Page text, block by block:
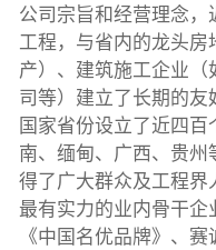
公司宗旨和经营理念
工程，与省内的龙头
产）、建筑施工企业
司等）建立了长期的
国家省份设立了近四
南、缅甸、广西、贵
得了广大群众及工程界
最有实力的业内骨干企
《中国名优品牌》、